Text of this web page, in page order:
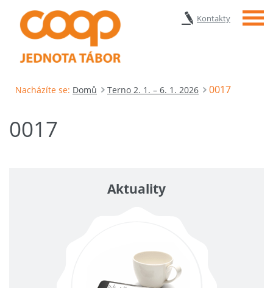
Kontakty Menu
Nacházíte se: Domů Terno 2. 1. – 6. 1. 2026 0017
0017
Aktuality